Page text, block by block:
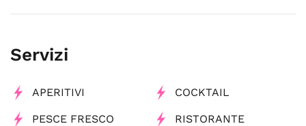
Servizi
APERITIVI COCKTAIL
PESCE FRESCO RISTORANTE